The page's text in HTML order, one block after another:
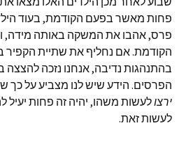
פחות מאשר בפעם הקודמת, בעוד
פרס, אהבו את המשקה באותה מידה,
הקודמת. אם נחליף את שתיית הקפיר
בהתנהגות נדיבה, אנחנו נזכה להצצה
הפרסים. הידע שיש לנו מצביע על כך
ירצולעשות משהו, יהיה זה פחות
לעשות זאת.